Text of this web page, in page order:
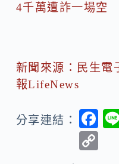
4千萬遭詐一場空
新聞來源：民生電
報LifeNews
分享連結：
F